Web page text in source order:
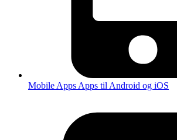
Mobile Apps Apps til Android og iOS